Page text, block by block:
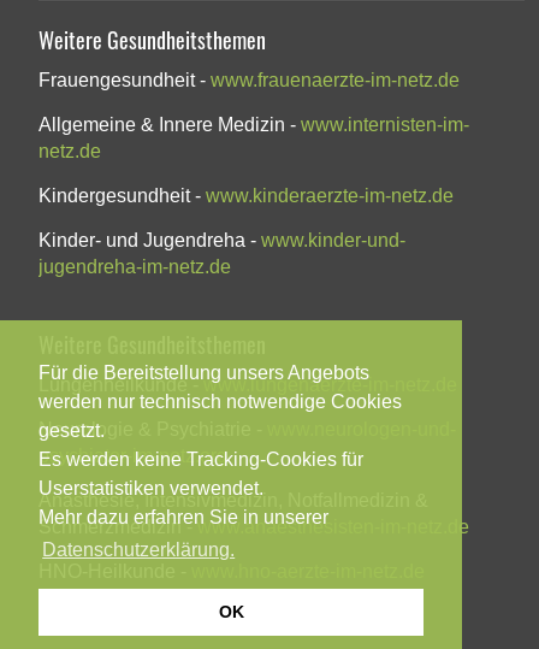
Für die Bereitstellung unsers Angebots
werden nur technisch notwendige Cookies
gesetzt.
Es werden keine Tracking-Cookies für
Userstatistiken verwendet.
Mehr dazu erfahren Sie in unserer
Datenschutzerklärung.
OK
Weitere Gesundheitsthemen
Frauengesundheit -www.frauenaerzte-im-netz.de
Allgemeine & Innere Medizin -www.internisten-im-
netz.de
Kindergesundheit -www.kinderaerzte-im-netz.de
Kinder- und Jugendreha -www.kinder-und-
jugendreha-im-netz.de
Lungenheilkunde -www.lungenaerzte-im-netz.de
Neurologie & Psychiatrie -
psychiater-im-netz.org
Anästhesie, Intensivmedizin, Notfallmedizin &
Schmerzmedizin -www.anaesthesisten-im-netz.de